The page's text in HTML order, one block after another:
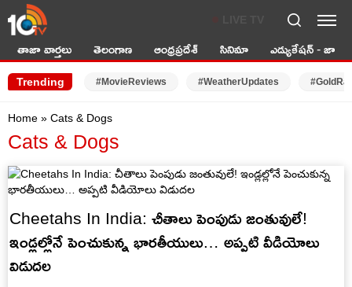
తాజా వార్తలు తెలంగాణ ఆంధ్రప్రదేశ్ సినిమా ఎడ్యుకేషన్ - జాబ్స్
Trending #MovieReviews #WeatherUpdates
Home » Cats & Dogs
Cats & Dogs
Cheetahs In India: చీతాలు పెంపుడు జంతువులే!
ఇండ్లల్లోనే పెంచుకున్న భారతీయులు… అప్పటి వీడియోలు
విడుదల